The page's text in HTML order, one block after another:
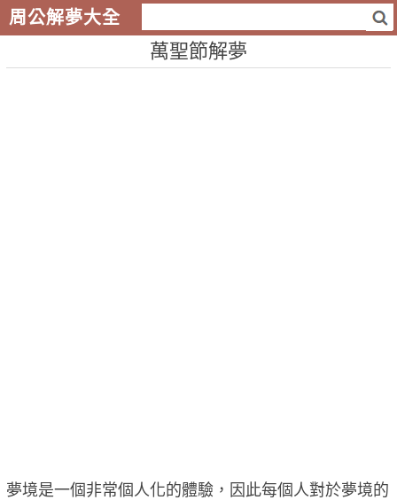
周公解夢大全
萬聖節解夢
夢境是一個非常個人化的體驗，因此每個人對於夢境的